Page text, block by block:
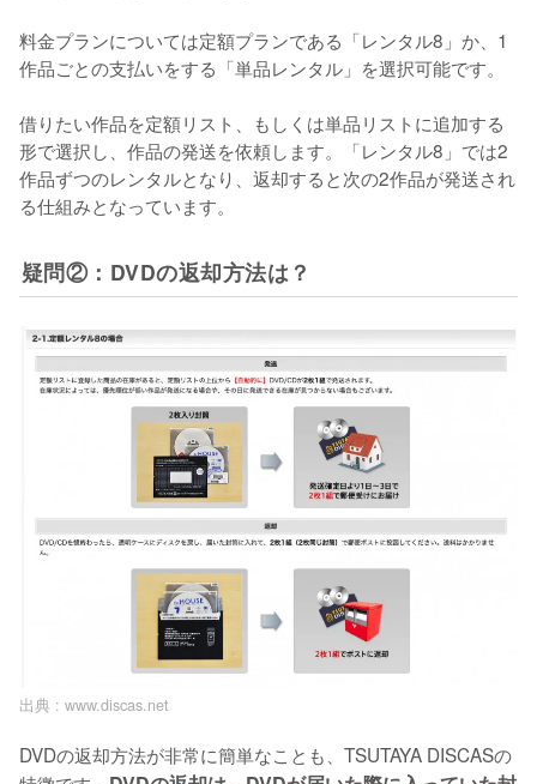
料金プランについては定額プランである「レンタル8」か、1
作品ごとの支払いをする「単品レンタル」を選択可能です。
借りたい作品を定額リスト、もしくは単品リストに追加する
形で選択し、作品の発送を依頼します。「レンタル8」では2
作品ずつのレンタルとなり、返却すると次の2作品が発送され
る仕組みとなっています。
疑問②：DVDの返却方法は？
出典 : www.discas.net
DVDの返却方法が非常に簡単なことも、TSUTAYA DISCASの